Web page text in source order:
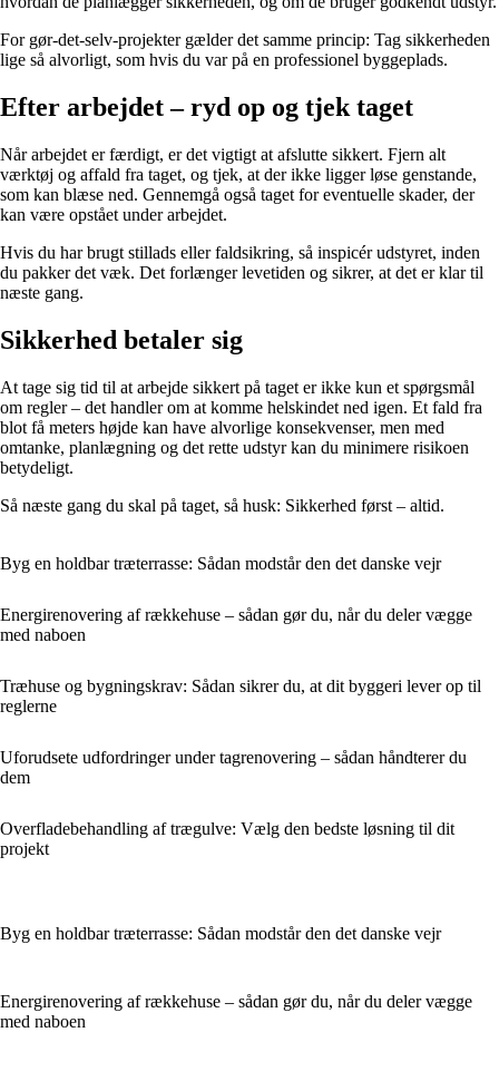
For gør-det-selv-projekter gælder det samme princip: Tag sikkerheden
lige så alvorligt, som hvis du var på en professionel byggeplads.
Efter arbejdet – ryd op og tjek taget
Når arbejdet er færdigt, er det vigtigt at afslutte sikkert. Fjern alt
værktøj og affald fra taget, og tjek, at der ikke ligger løse genstande,
som kan blæse ned. Gennemgå også taget for eventuelle skader, der
kan være opstået under arbejdet.
Hvis du har brugt stillads eller faldsikring, så inspicér udstyret, inden
du pakker det væk. Det forlænger levetiden og sikrer, at det er klar til
næste gang.
Sikkerhed betaler sig
At tage sig tid til at arbejde sikkert på taget er ikke kun et spørgsmål
om regler – det handler om at komme helskindet ned igen. Et fald fra
blot få meters højde kan have alvorlige konsekvenser, men med
omtanke, planlægning og det rette udstyr kan du minimere risikoen
betydeligt.
Så næste gang du skal på taget, så husk: Sikkerhed først – altid.
Byg en holdbar træterrasse: Sådan modstår den det danske vejr
Energirenovering af rækkehuse – sådan gør du, når du deler vægge
med naboen
Træhuse og bygningskrav: Sådan sikrer du, at dit byggeri lever op til
reglerne
Uforudsete udfordringer under tagrenovering – sådan håndterer du
dem
Overfladebehandling af trægulve: Vælg den bedste løsning til dit
projekt
Byg en holdbar træterrasse: Sådan modstår den det danske vejr
Energirenovering af rækkehuse – sådan gør du, når du deler vægge
med naboen